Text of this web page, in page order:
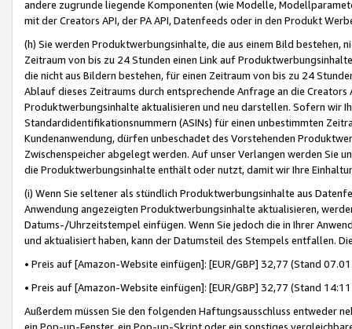
andere zugrunde liegende Komponenten (wie Modelle,
mit der Creators API, der PA API, Datenfeeds oder in den Produkt
(h) Sie werden Produktwerbungsinhalte, die aus einem Bild bestehen,
Zeitraum von bis zu 24 Stunden einen Link auf
die nicht aus Bildern bestehen, für einen Zeitraum von bis zu 24
Ablauf dieses Zeitraums durch entsprechende Anfrage an die
Produktwerbungsinhalte aktualisieren und neu darstellen. Sofern wir
Standardidentifikationsnummern (ASINs) für einen unbestimmten
Kundenanwendung, dürfen unbeschadet des Vorstehenden
Zwischenspeicher abgelegt werden. Auf unser Verlangen werden Sie
die Produktwerbungsinhalte enthält oder nutzt, damit wir Ihre
(i) Wenn Sie seltener als stündlich Produktwerbungsinhalte aus
Anwendung angezeigten Produktwerbungsinhalte aktualisieren,
Datums-/Uhrzeitstempel einfügen. Wenn Sie jedoch die in Ihrer
und aktualisiert haben, kann der Datumsteil des Stempels entfallen.
• Preis auf [Amazon-Website einfügen]: [EUR/GBP] 32,77 (Stand
• Preis auf [Amazon-Website einfügen]: [EUR/GBP] 32,77 (Stand
Außerdem müssen Sie den folgenden Haftungsausschluss entweder
ein Pop-up-Fenster, ein Pop-up-Skript oder ein sonstiges